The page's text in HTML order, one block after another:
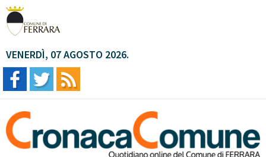
VENERDÌ, 07 AGOSTO 2026.